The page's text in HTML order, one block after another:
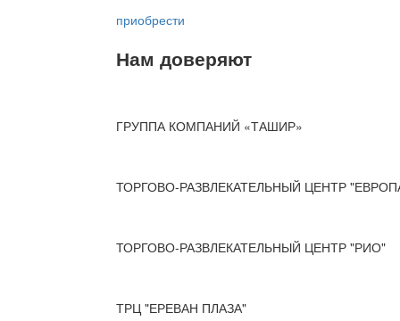
приобрести
Нам доверяют
ГРУППА КОМПАНИЙ «ТАШИР»
ТОРГОВО-РАЗВЛЕКАТЕЛЬНЫЙ ЦЕНТР
ТОРГОВО-РАЗВЛЕКАТЕЛЬНЫЙ ЦЕНТР "РИО"
ТРЦ "ЕРЕВАН ПЛАЗА"